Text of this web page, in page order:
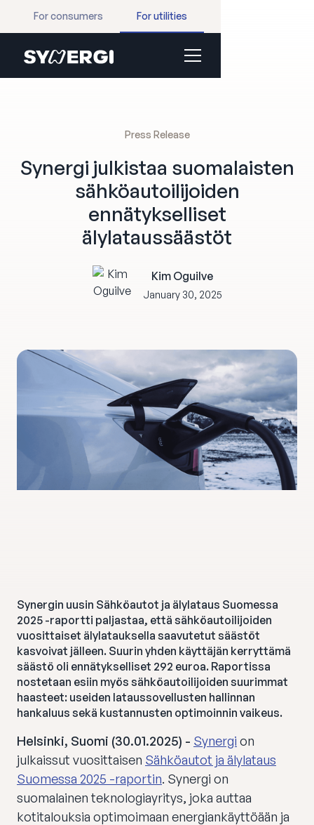
For consumers For utilities
Press Release
Synergi julkistaa suomalaisten
sähköautoilijoiden
ennätykselliset
älylataussäästöt
Kim Oguilve
January 30, 2025
Synergin uusin Sähköautot ja älylataus Suomessa
2025 -raportti paljastaa, että sähköautoilijoiden
vuosittaiset älylatauksella saavutetut säästöt
kasvoivat jälleen. Suurin yhden käyttäjän kerryttämä
säästö oli ennätykselliset 292 euroa. Raportissa
nostetaan esiin myös sähköautoilijoiden suurimmat
haasteet: useiden lataussovellusten hallinnan
hankaluus sekä kustannusten optimoinnin vaikeus.
Helsinki, Suomi (30.01.2025) - Synergi on
julkaissut vuosittaisen Sähköautot ja älylataus
Suomessa 2025 -raportin. Synergi on
suomalainen teknologiayritys, joka auttaa
kotitalouksia optimoimaan energiankäyttöään ja